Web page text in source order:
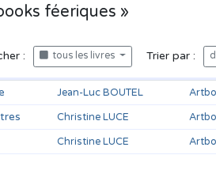
féeriques »
: tous les livres Trier par :
Jean-Luc BOUTEL
Christine LUCE
Christine LUCE